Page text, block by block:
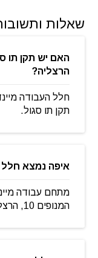
שאלות
האם יש תקן תו
הרצליה?
חלל העבודה
תקן תו סגול.
איפה נמצא חלל
מתחם עבודה
המנופים 10, הרצליה, ישראל.